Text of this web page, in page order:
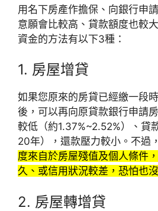
用名下房產作擔保、向銀行申
意願會比較高、貸款額度也較
資金的方法有以下3種：
1. 房屋增貸
如果您原來的房貸已經繳一段
後，可以再向原貸款銀行申請
較低（約1.37%~2.52%）、貸
20年），還款壓力較小。不過，
度來自於房屋殘值及個人條件
久、或信用狀況較差，恐怕也
2. 房屋轉增貸